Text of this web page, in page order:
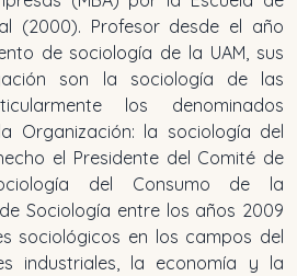
(2000). Profesor desde el año
de sociología de la UAM, sus
son la sociología de las
los denominados
Organización: la sociología del
el Presidente del Comité de
del Consumo de la
Sociología entre los años 2009
sociológicos en los campos del
industriales, la economía y la